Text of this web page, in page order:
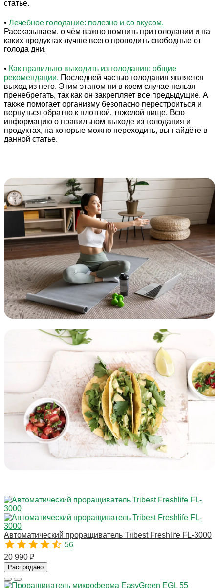
статье.
• Лечебное голодание: полезно и со вкусом.
Рассказываем, о чём важно помнить при голодании и на
каких продуктах лучше всего проводить свободные от
голода дни.
• Как правильно выходить из голодания: общие
рекомендации. Последней частью голодания является
выход из него. Этим этапом ни в коем случае нельзя
пренебрегать, так как он закрепляет все предыдущие. А
также помогает организму безопасно перестроиться и
вернуться обратно к плотной, тяжелой пище. Всю
информацию о правильном выходе из голодания и
продуктах, на которые можно переходить, вы найдёте в
данной статье.
Автоматический проращиватель Tribest Freshlife FL-3000
56
20 990 ₽
Распродано